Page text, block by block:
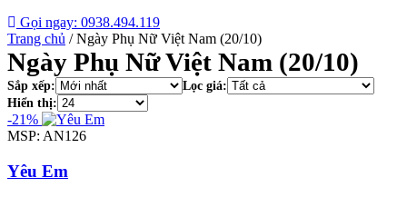
Gọi ngay: 0938.494.119
Trang chủ / Ngày Phụ Nữ Việt Nam (20/10)
Ngày Phụ Nữ Việt Nam (20/10)
Sắp xếp:
Lọc giá:
Hiển thị:
-21%
MSP: AN126
Yêu Em